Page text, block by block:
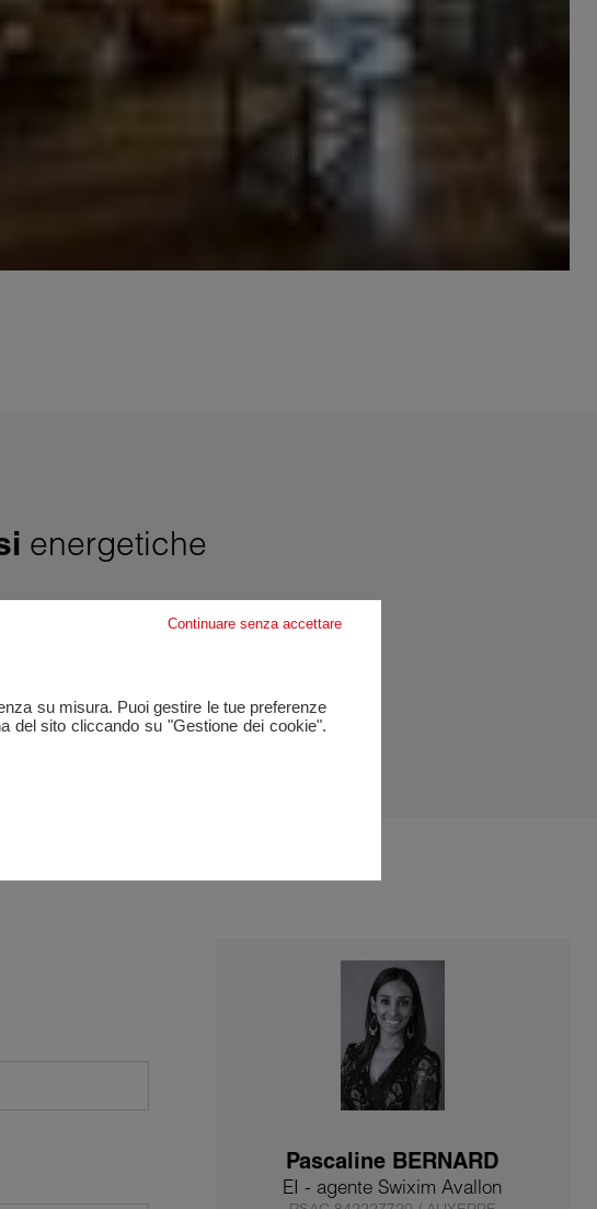
energetiche
energetici
Pascaline BERNARD
EI - agente Swixim Avallon
Continuare senza accettare
su misura. Puoi gestire le tue preferenze
del sito cliccando su "Gestione dei cookie".